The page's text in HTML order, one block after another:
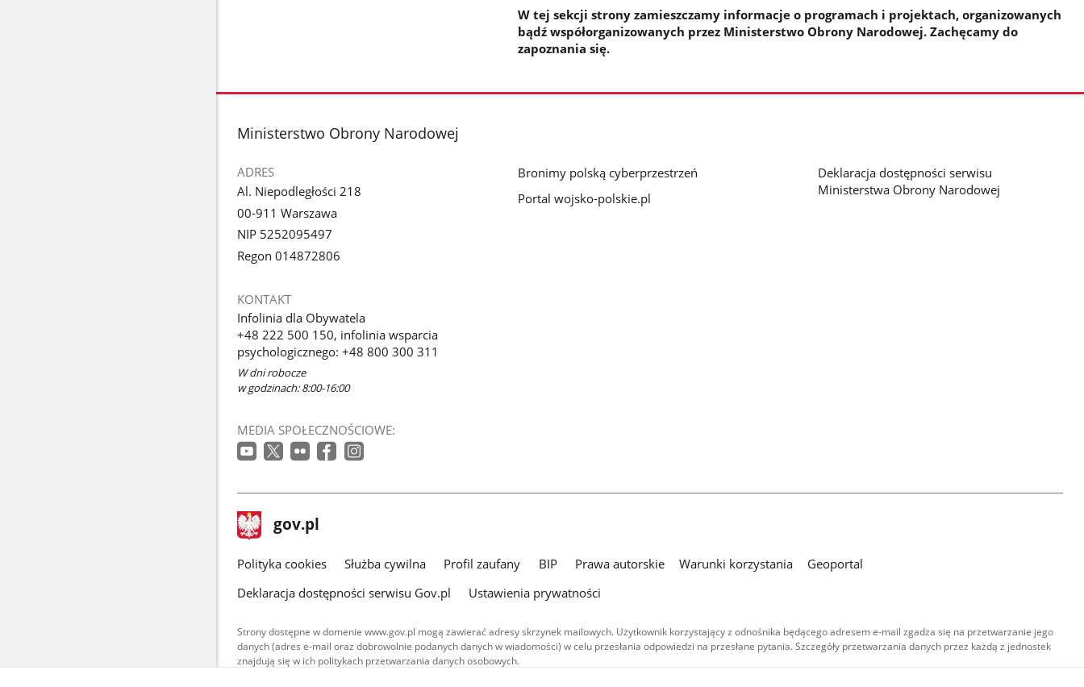
W tej sekcji strony zamieszczamy informacje o programach i projektach, organizowanych
bądź współorganizowanych przez Ministerstwo Obrony Narodowej. Zachęcamy do
zapoznania się.
stopka
Ministerstwo Obrony Narodowej
ADRES
Al. Niepodległości 218
00-911 Warszawa
NIP 5252095497
Regon 014872806
KONTAKT
Infolinia dla Obywatela
+48 222 500 150, infolinia wsparcia
psychologicznego: +48 800 300 311
W dni robocze
w godzinach: 8:00-16:00
MEDIA SPOŁECZNOŚCIOWE:
Bronimy polską cyberprzestrzeń
Portal wojsko-polskie.pl
Deklaracja dostępności serwisu
Ministerstwa Obrony Narodowej
stopka
gov.pl Strona
gov.pl
gov.pl
Polityka cookies Służba cywilna Profil zaufany BIP Prawa autorskie Warunki korzystania
Geoportal
Deklaracja dostępności serwisu Gov.pl
Ustawienia prywatności
Strony dostępne w domenie www.gov.pl mogą zawierać adresy skrzynek mailowych. Użytkownik korzystający z odnośnika będącego adresem e-mail zgadza się na przetwarzanie jego
danych (adres e-mail oraz dobrowolnie podanych danych w wiadomości) w celu przesłania odpowiedzi na przesłane pytania. Szczegóły przetwarzania danych przez każdą z jednostek
znajdują się w ich politykach przetwarzania danych osobowych.